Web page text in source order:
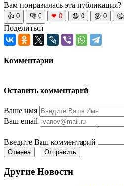
Вам понравилась эта публикация?
👍 0 👎 0 ❤ 0 😆 0 😡 0 🤔
Поделиться
Комментарии
Оставить комментарий
Ваше имя
Ваш email
Введите Ваш комментарий
Отмена Отправить
Другие Новости